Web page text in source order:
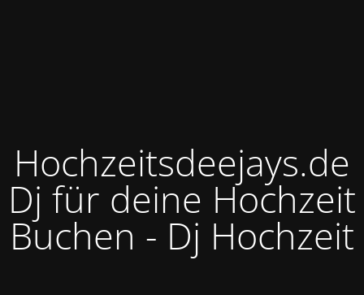
Hochzeitsdeejays.de
Dj für deine Hochzeit
Buchen - Dj Hochzeit